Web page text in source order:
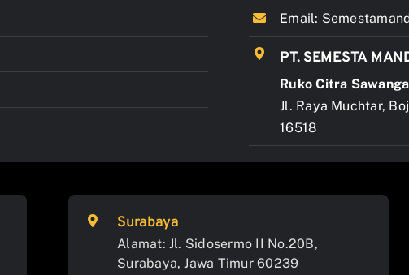
Email:
PT. SEMESTA
Ruko Citra
Jl. Raya Muchtar,
16518
Surabaya
Alamat: Jl. Sidosermo II No.20B,
Surabaya, Jawa Timur 60239